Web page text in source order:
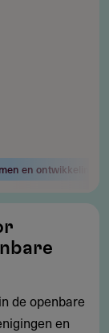
en
de openbare
en